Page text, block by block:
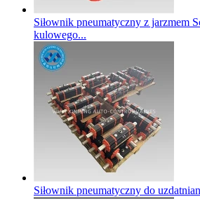
Siłownik pneumatyczny z jarzmem
kulowego...
Siłownik pneumatyczny do